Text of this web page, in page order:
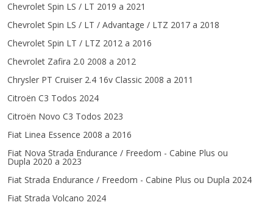
Chevrolet Spin LS / LT 2019 a 2021
Chevrolet Spin LS / LT / Advantage / LTZ 2017 a 2018
Chevrolet Spin LT / LTZ 2012 a 2016
Chevrolet Zafira 2.0 2008 a 2012
Chrysler PT Cruiser 2.4 16v Classic 2008 a 2011
Citroën C3 Todos 2024
Citroën Novo C3 Todos 2023
Fiat Linea Essence 2008 a 2016
Fiat Nova Strada Endurance / Freedom - Cabine Plus ou
Dupla 2020 a 2023
Fiat Strada Endurance / Freedom - Cabine Plus ou Dupla 2024
Fiat Strada Volcano 2024